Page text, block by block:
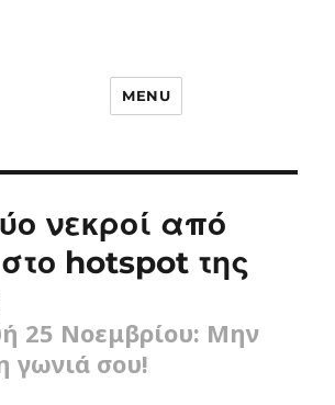
MENU
νεκροί από
hotspot της
25 Νοεμβρίου: Μην
γωνιά σου!